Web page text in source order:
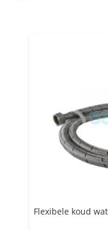
Flexibele koud